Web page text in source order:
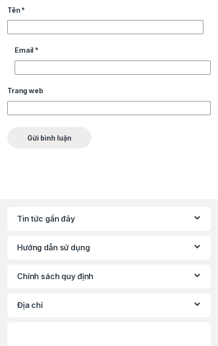
Tên *
Email *
Trang web
Tin tức gần đây
Hướng dẫn sử dụng
Chính sách quy định
Địa chỉ